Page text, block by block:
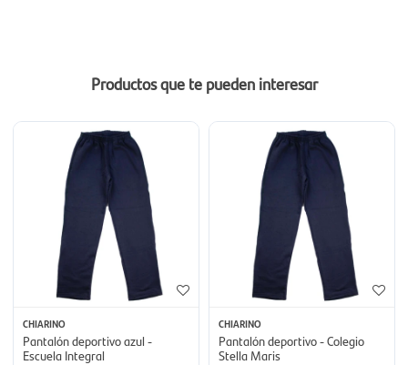
Productos que te pueden interesar
CHIARINO
Pantalón deportivo azul -
Escuela Integral
CHIARINO
Pantalón deportivo - Colegio
Stella Maris